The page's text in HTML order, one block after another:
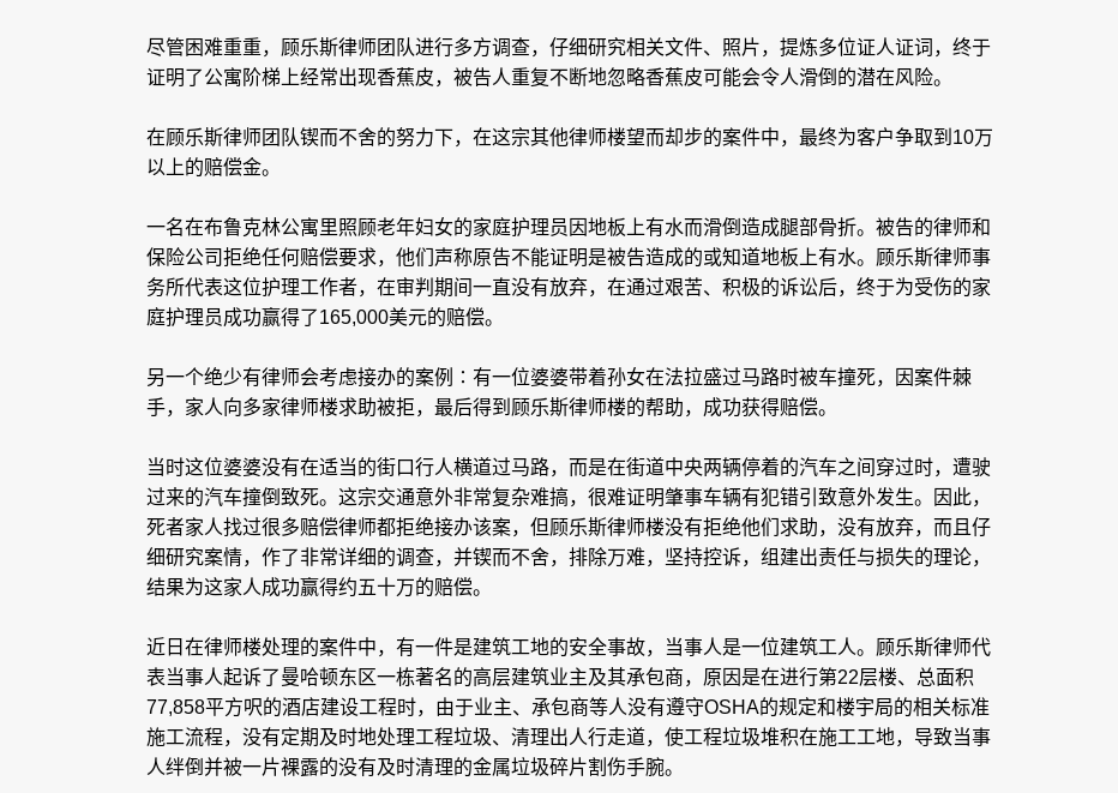
尽管困难重重，顾乐斯律师团队进行多方调查，仔细研究相关文件、照片，提炼多位证人证词，终于
证明了公寓阶梯上经常出现香蕉皮，被告人重复不断地忽略香蕉皮可能会令人滑倒的潜在风险。
在顾乐斯律师团队锲而不舍的努力下，在这宗其他律师楼望而却步的案件中，最终为客户争取到10万
以上的赔偿金。
一名在布鲁克林公寓里照顾老年妇女的家庭护理员因地板上有水而滑倒造成腿部骨折。被告的律师和
保险公司拒绝任何赔偿要求，他们声称原告不能证明是被告造成的或知道地板上有水。顾乐斯律师事
务所代表这位护理工作者，在审判期间一直没有放弃，在通过艰苦、积极的诉讼后，终于为受伤的家
庭护理员成功赢得了165,000美元的赔偿。
另一个绝少有律师会考虑接办的案例∶有一位婆婆带着孙女在法拉盛过马路时被车撞死，因案件棘
手，家人向多家律师楼求助被拒，最后得到顾乐斯律师楼的帮助，成功获得赔偿。
当时这位婆婆没有在适当的街口行人横道过马路，而是在街道中央两辆停着的汽车之间穿过时，遭驶
过来的汽车撞倒致死。这宗交通意外非常复杂难搞，很难证明肇事车辆有犯错引致意外发生。因此，
死者家人找过很多赔偿律师都拒绝接办该案，但顾乐斯律师楼没有拒绝他们求助，没有放弃，而且仔
细研究案情，作了非常详细的调查，并锲而不舍，排除万难，坚持控诉，组建出责任与损失的理论，
结果为这家人成功赢得约五十万的赔偿。
近日在律师楼处理的案件中，有一件是建筑工地的安全事故，当事人是一位建筑工人。顾乐斯律师代
表当事人起诉了曼哈顿东区一栋著名的高层建筑业主及其承包商，原因是在进行第22层楼、总面积
77,858平方呎的酒店建设工程时，由于业主、承包商等人没有遵守OSHA的规定和楼宇局的相关标准
施工流程，没有定期及时地处理工程垃圾、清理出人行走道，使工程垃圾堆积在施工工地，导致当事
人绊倒并被一片裸露的没有及时清理的金属垃圾碎片割伤手腕。